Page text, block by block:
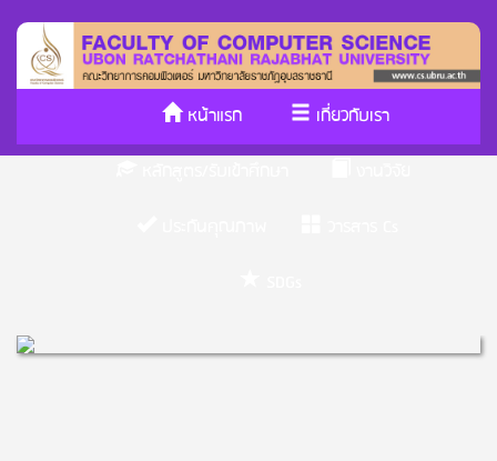
หน้าแรก
เกี่ยวกับเรา